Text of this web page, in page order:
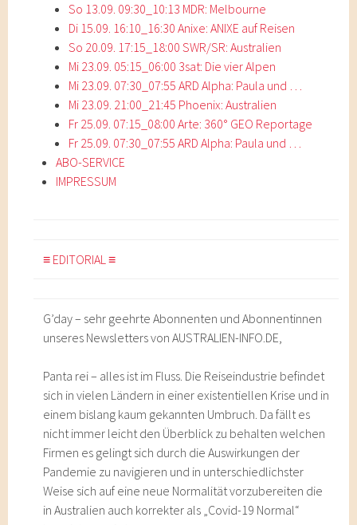
So 13.09. 09:30_10:13 MDR: Melbourne
Di 15.09. 16:10_16:30 Anixe: ANIXE auf Reisen
So 20.09. 17:15_18:00 SWR/SR: Australien
Mi 23.09. 05:15_06:00 3sat: Die vier Alpen
Mi 23.09. 07:30_07:55 ARD Alpha: Paula und …
Mi 23.09. 21:00_21:45 Phoenix: Australien
Fr 25.09. 07:15_08:00 Arte: 360° GEO Reportage
Fr 25.09. 07:30_07:55 ARD Alpha: Paula und …
ABO-SERVICE
IMPRESSUM
≡ EDITORIAL ≡
G’day – sehr geehrte Abonnenten und Abonnentinnen
unseres Newsletters von AUSTRALIEN-INFO.DE,
Panta rei – alles ist im Fluss. Die Reiseindustrie befindet
sich in vielen Ländern in einer existentiellen Krise und in
einem bislang kaum gekannten Umbruch. Da fällt es
nicht immer leicht den Überblick zu behalten welchen
Firmen es gelingt sich durch die Auswirkungen der
Pandemie zu navigieren und in unterschiedlichster
Weise sich auf eine neue Normalität vorzubereiten die
in Australien auch korrekter als „Covid-19 Normal“